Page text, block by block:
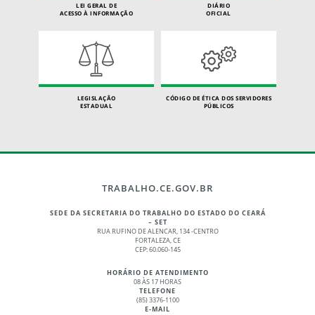
LEI GERAL DE
ACESSO À INFORMAÇÃO
DIÁRIO
OFICIAL
LEGISLAÇÃO
ESTADUAL
CÓDIGO DE ÉTICA DOS SERVIDORES
PÚBLICOS
TRABALHO.CE.GOV.BR
SEDE DA SECRETARIA DO TRABALHO DO ESTADO DO CEARÁ
– SET
RUA RUFINO DE ALENCAR, 134 -CENTRO
FORTALEZA, CE
CEP: 60.060-145
HORÁRIO DE ATENDIMENTO
08 ÀS 17 HORAS
TELEFONE
(85) 3376-1100
E-MAIL